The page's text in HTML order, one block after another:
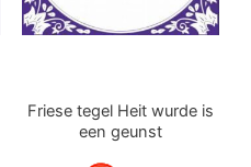
Friese tegel Heit wurde is
een geunst